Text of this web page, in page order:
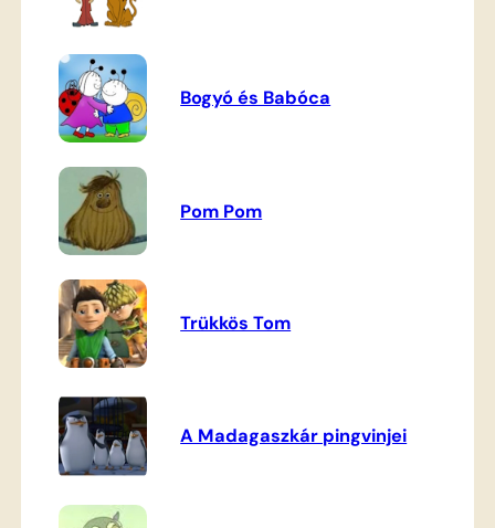
Bogyó és Babóca
Pom Pom
Trükkös Tom
A Madagaszkár pingvinjei